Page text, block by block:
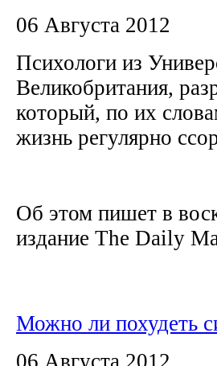
06 Августа 2012
Психологи из
Великобритания,
который, по их
жизнь регулярно
Об этом пишет в
издание The Daily
Можно ли похудеть
06 Августа 2012